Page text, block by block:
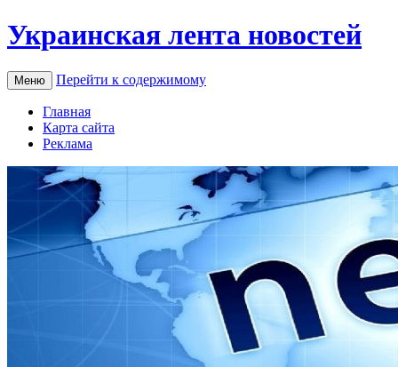
Украинская лента новостей
Меню Перейти к содержимому
Главная
Карта сайта
Реклама